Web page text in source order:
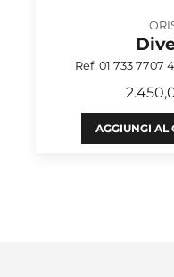
Ref. 01 733 7707
AGGIUNGI AL